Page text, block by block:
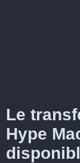
Le
Hype